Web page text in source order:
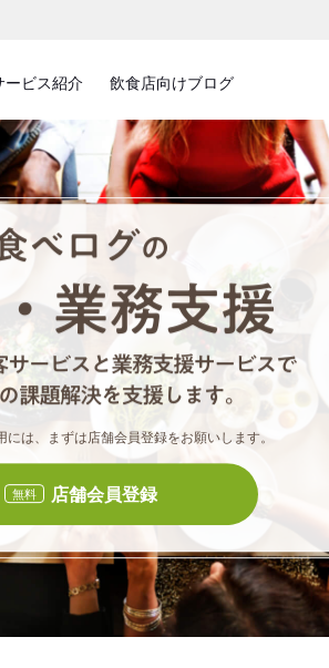
ービス紹介 飲食店向けブログ
食べロ
は、まずは店舗会員登録をお願いします。
無料 店舗会員登録